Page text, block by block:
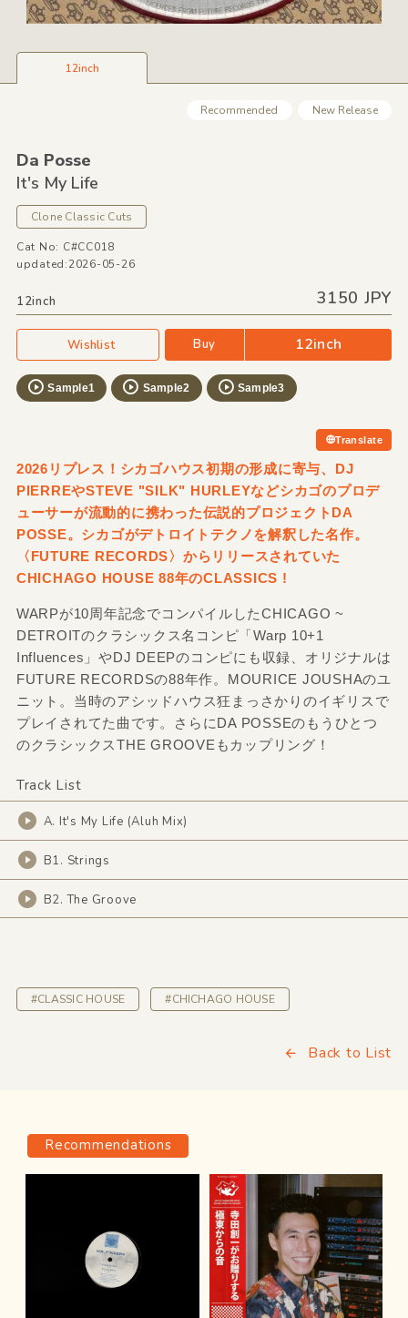
12inch
Recommended New Release
Da Posse
It's My Life
Clone Classic Cuts
Cat No: C#CC018
updated:2026-05-26
12inch 3150 JPY
Wishlist Buy 12inch
Sample1 Sample2 Sample3
Translate
2026リプレス！シカゴハウス初期の形成に寄与、DJ
PIERREやSTEVE "SILK" HURLEYなどシカゴのプロデ
ューサーが流動的に携わった伝説的プロジェクトDA
POSSE。シカゴがデトロイトテクノを解釈した名作。
〈FUTURE RECORDS〉からリリースされていた
CHICHAGO HOUSE 88年のCLASSICS !
WARPが10周年記念でコンパイルしたCHICAGO ~
DETROITのクラシックス名コンピ「Warp 10+1
Influences」やDJ DEEPのコンピにも収録、オリジナルは
FUTURE RECORDSの88年作。MOURICE JOUSHAのユ
ニット。当時のアシッドハウス狂まっさかりのイギリスで
プレイされてた曲です。さらにDA POSSEのもうひとつ
のクラシックスTHE GROOVEもカップリング！
Track List
A. It's My Life (Aluh Mix)
B1. Strings
B2. The Groove
#CLASSIC HOUSE #CHICHAGO HOUSE
Back to List
Recommendations